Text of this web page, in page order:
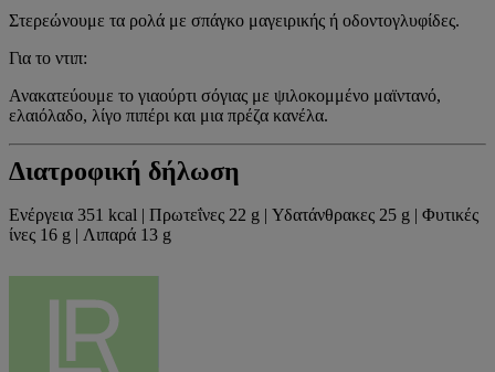
Στερεώνουμε τα ρολά με σπάγκο μαγειρικής ή οδοντογλυφίδες.
Για το ντιπ:
Ανακατεύουμε το γιαούρτι σόγιας με ψιλοκομμένο μαϊντανό,
ελαιόλαδο, λίγο πιπέρι και μια πρέζα κανέλα.
Διατροφική δήλωση
Ενέργεια 351 kcal | Πρωτεΐνες 22 g | Υδατάνθρακες 25 g | Φυτικές
ίνες 16 g | Λιπαρά 13 g